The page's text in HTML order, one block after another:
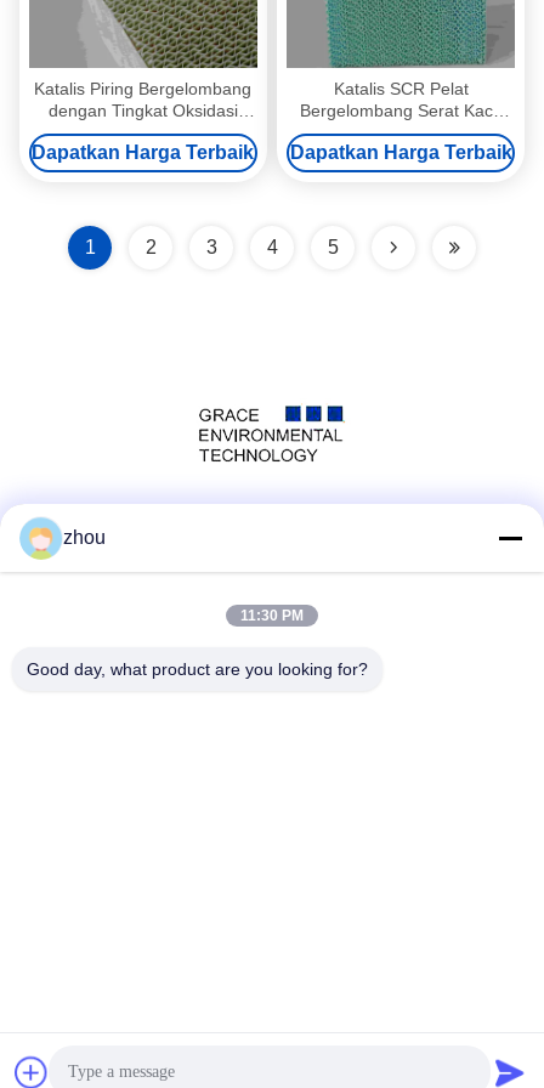
Katalis Piring Bergelombang
dengan Tingkat Oksidasi
Sangat Rendah untuk
DeNOx Boiler Industri
Dapatkan Harga Terbaik
Katalis SCR Pelat
Bergelombang Serat Kaca
dengan Penurunan Tekanan
Rendah dan Ketahanan
Termal untuk Sistem DeNOx
Dapatkan Harga Terbaik
1 2 3 4 5
Wuxi Grace Environmental Technology CO,.LTD . Seluruh hak
zhou
11:30 PM
Good day, what product are you looking for?